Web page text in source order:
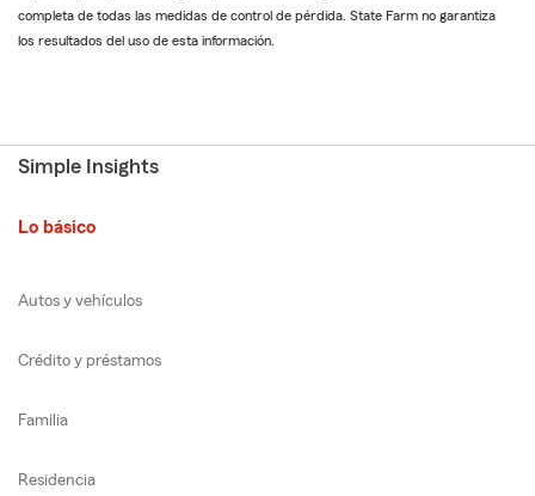
completa de todas las medidas de control de pérdida. State Farm no garantiza
los resultados del uso de esta información.
Simple Insights
Lo básico
Autos y vehículos
Crédito y préstamos
Familia
Residencia